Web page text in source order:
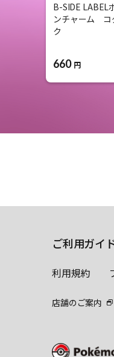
B-SIDE LABEL
ンチャーム コ
ク
660 円
ご利用ガイ
利用規約
店舗のご案内